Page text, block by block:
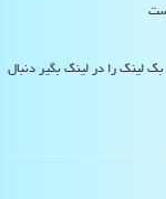
لینک را در لینک بگیر دنبال